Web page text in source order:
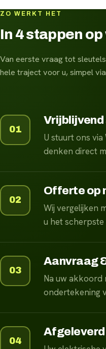
ZO WERKT HET
In 4 stappen
Van eerste vraag tot
hele traject voor u, simpel
01
U stuurt ons
denken direct
02
Offerte op
Wij vergelijken
u het
03
Aanvraag
Na uw akkoord
ondertekening
04
Afgeleverd